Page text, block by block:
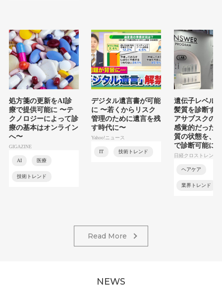
処方箋の更新をAI診
療で提供可能に 〜テ
クノロジーによって診
療の基本はオンライン
へ〜
GIGAZINE
AI 医療
技術トレンド
デジタル遺言書が可能
に 〜若くからリスク
管理のために遺言を残
す時代に〜
Yahoo!ニュース
IT 技術トレンド
遺伝子レベル
髪質を診断す
アサブスクの
感覚的だった
質の状態を、
で診断可能に〜
日経クロストレンド
ヘアケア
業界トレンド
Read More
NEWS